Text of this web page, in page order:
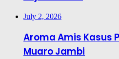
July 2, 2026
Aroma Amis Kasus
Muaro Jambi